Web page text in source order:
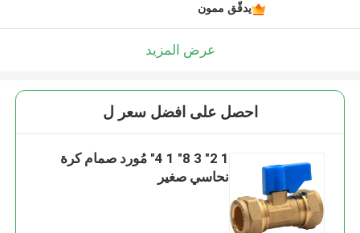
يدقّق ممون
عرض المزيد
احصل على افضل سعر ل
1 2" 3 8" 1 4" مُورد صمام كرة
نحاسي صغير